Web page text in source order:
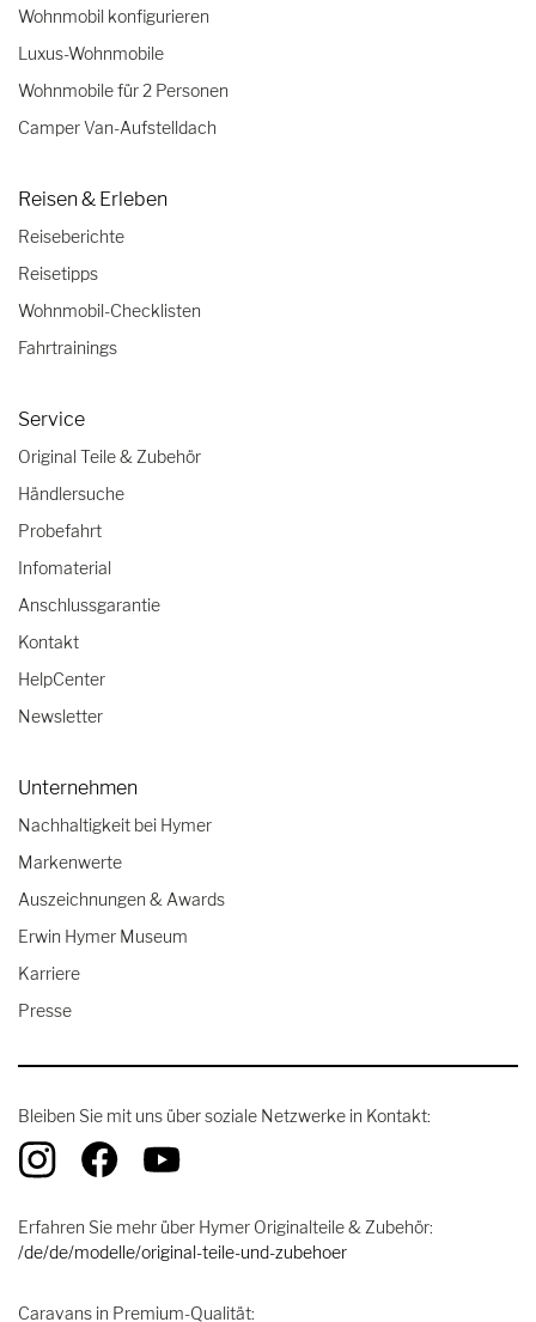
Wohnmobil konfigurieren
Luxus-Wohnmobile
Wohnmobile für 2 Personen
Camper Van-Aufstelldach
Reisen & Erleben
Reiseberichte
Reisetipps
Wohnmobil-Checklisten
Fahrtrainings
Service
Original Teile & Zubehör
Händlersuche
Probefahrt
Infomaterial
Anschlussgarantie
Kontakt
HelpCenter
Newsletter
Unternehmen
Nachhaltigkeit bei Hymer
Markenwerte
Auszeichnungen & Awards
Erwin Hymer Museum
Karriere
Presse
Bleiben Sie mit uns über soziale Netzwerke in Kontakt:
Erfahren Sie mehr über Hymer Originalteile & Zubehör:
/de/de/modelle/original-teile-und-zubehoer
Caravans in Premium-Qualität: